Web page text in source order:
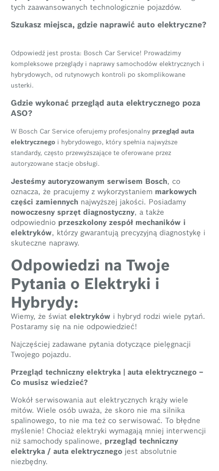
tych zaawansowanych technologicznie pojazdów.
Szukasz miejsca, gdzie naprawić auto elektryczne?
Odpowiedź jest prosta: Bosch Car Service! Prowadzimy
kompleksowe przeglądy i naprawy samochodów elektrycznych i
hybrydowych, od rutynowych kontroli po skomplikowane
usterki.
Gdzie wykonać przegląd auta elektrycznego poza
ASO?
W Bosch Car Service oferujemy profesjonalny przegląd auta
elektrycznego i hybrydowego, który spełnia najwyższe
standardy, często przewyższające te oferowane przez
autoryzowane stacje obsługi.
Jesteśmy autoryzowanym serwisem Bosch, co
oznacza, że pracujemy z wykorzystaniem markowych
części zamiennych najwyższej jakości. Posiadamy
nowoczesny sprzęt diagnostyczny, a także
odpowiednio przeszkolony zespół mechaników i
elektryków, którzy gwarantują precyzyjną diagnostykę i
skuteczne naprawy.
Odpowiedzi na Twoje
Pytania o Elektryki i
Hybrydy:
Wiemy, że świat elektryków i hybryd rodzi wiele pytań.
Postaramy się na nie odpowiedzieć!
Najczęściej zadawane pytania dotyczące pielęgnacji
Twojego pojazdu.
Przegląd techniczny elektryka | auta elektrycznego –
Co musisz wiedzieć?
Wokół serwisowania aut elektrycznych krąży wiele
mitów. Wiele osób uważa, że skoro nie ma silnika
spalinowego, to nie ma też co serwisować. To błędne
myślenie! Chociaż elektryki wymagają mniej interwencji
niż samochody spalinowe, przegląd techniczny
elektryka / auta elektrycznego jest absolutnie
niezbędny.